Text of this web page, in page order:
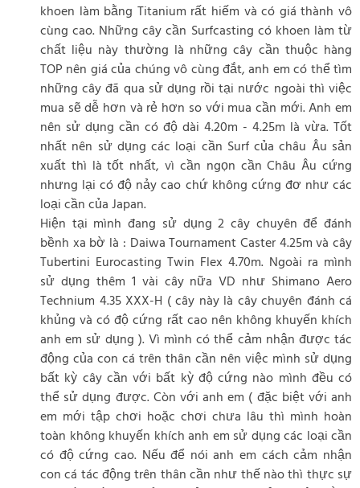
khoen làm bằng Titanium rất hiếm và có giá thành vô
cùng cao. Những cây cần Surfcasting có khoen làm từ
chất liệu này thường là những cây cần thuộc hàng
TOP nên giá của chúng vô cùng đắt, anh em có thể tìm
những cây đã qua sử dụng rồi tại nước ngoài thì việc
mua sẽ dễ hơn và rẻ hơn so với mua cần mới. Anh em
nên sử dụng cần có độ dài 4.20m - 4.25m là vừa. Tốt
nhất nên sử dụng các loại cần Surf của châu Âu sản
xuất thì là tốt nhất, vì cần ngọn cần Châu Âu cứng
nhưng lại có độ nảy cao chứ không cứng đơ như các
loại cần của Japan.
Hiện tại mình đang sử dụng 2 cây chuyên để đánh
bềnh xa bờ là : Daiwa Tournament Caster 4.25m và cây
Tubertini Eurocasting Twin Flex 4.70m. Ngoài ra mình
sử dụng thêm 1 vài cây nữa VD như Shimano Aero
Technium 4.35 XXX-H ( cây này là cây chuyên đánh cá
khủng và có độ cứng rất cao nên không khuyến khích
anh em sử dụng ). Vì mình có thể cảm nhận được tác
động của con cá trên thân cần nên việc mình sử dụng
bất kỳ cây cần với bất kỳ độ cứng nào mình đều có
thể sử dụng được. Còn với anh em ( đặc biệt với anh
em mới tập chơi hoặc chơi chưa lâu thì mình hoàn
toàn không khuyến khích anh em sử dụng các loại cần
có độ cứng cao. Nếu để nói anh em cách cảm nhận
con cá tác động trên thân cần như thế nào thì thực sự